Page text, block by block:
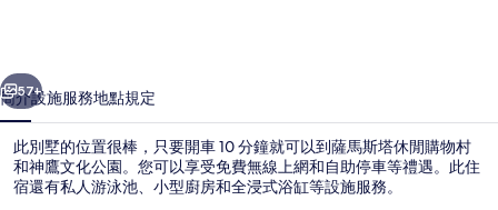
妮
薇
款
待
個 下一個
57+
簡介設施服務地點規定
此別墅的位置很棒，只要開車 10 分鐘就可以到薩馬斯塔休閒購物村
和神鷹文化公園。您可以享受免費無線上網和自助停車等禮遇。此住
宿還有私人游泳池、小型廚房和全浸式浴缸等設施服務。